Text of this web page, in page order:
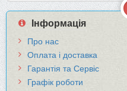
Інформація
Про нас
Оплата і доставка
Гарантія та Сервіс
Графік роботи